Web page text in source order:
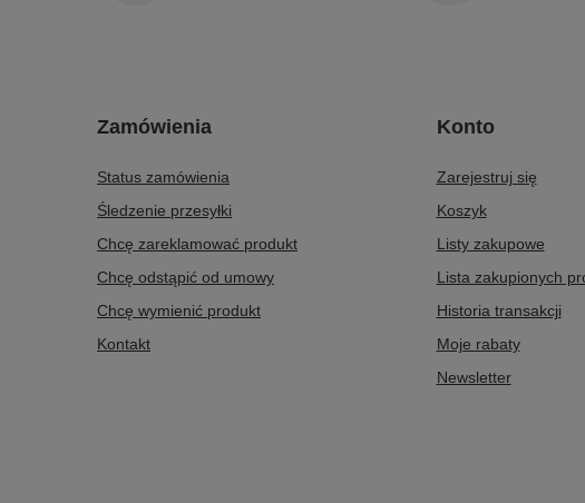
Zamówienia
Status zamówienia
Śledzenie przesyłki
Chcę zareklamować produkt
Chcę odstąpić od umowy
Chcę wymienić produkt
Kontakt
Konto
Zarejestruj się
Koszyk
Listy zakupowe
Lista zakupionych
Historia transakcji
Moje rabaty
Newsletter